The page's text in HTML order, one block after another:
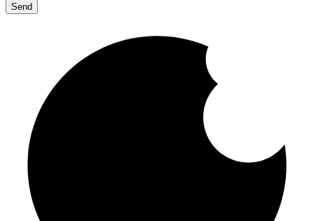
Send